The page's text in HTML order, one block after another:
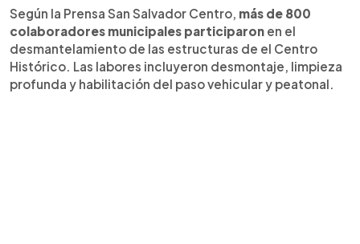
Según la Prensa San Salvador Centro, más de 800
colaboradores municipales participaron en el
desmantelamiento de las estructuras de el Centro
Histórico. Las labores incluyeron desmontaje, limpieza
profunda y habilitación del paso vehicular y peatonal.